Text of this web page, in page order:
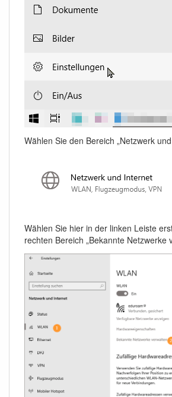
Wählen Sie den Bereich „Netzwerk
Wählen Sie hier in der linken Leiste
rechten Bereich „Bekannte Netzwerke